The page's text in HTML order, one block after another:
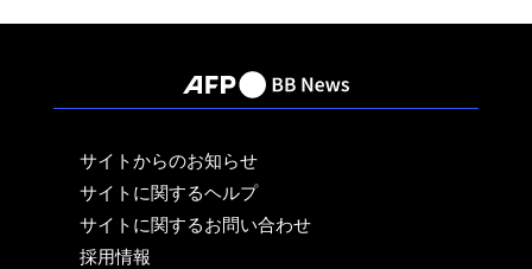
サイトからのお知らせ
サイトに関するヘルプ
サイトに関するお問い合わせ
採用情報